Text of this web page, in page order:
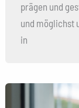
prägen und
und möglichst
in